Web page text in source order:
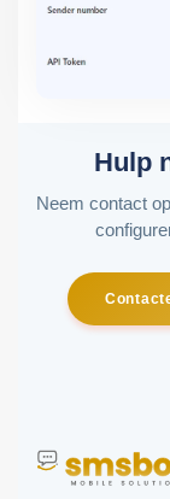
Hulp
Neem contact